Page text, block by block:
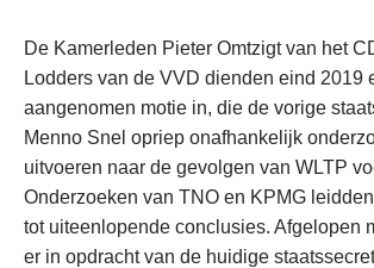
De Kamerleden Pieter Omtzigt van het
Lodders van de VVD dienden eind 2019
aangenomen motie in, die de vorige
Menno Snel opriep onafhankelijk
uitvoeren naar de gevolgen van WLTP
Onderzoeken van TNO en KPMG
tot uiteenlopende conclusies. Afgelopen
er in opdracht van de huidige